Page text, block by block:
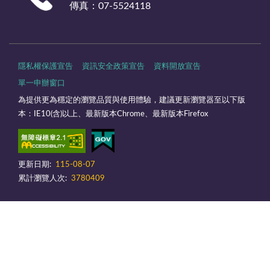
傳真：07-5524118
隱私權保護宣告 資訊安全政策宣告 資料開放宣告
單一申辦窗口
為提供更為穩定的瀏覽品質與使用體驗，建議更新瀏覽器至以下版
本：IE10(含)以上、最新版本Chrome、最新版本Firefox
更新日期:
115-08-07
累計瀏覽人次: 3780409